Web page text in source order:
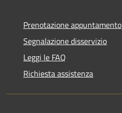
Prenotazione appuntamento
Segnalazione disservizio
Leggi le FAQ
Richiesta assistenza